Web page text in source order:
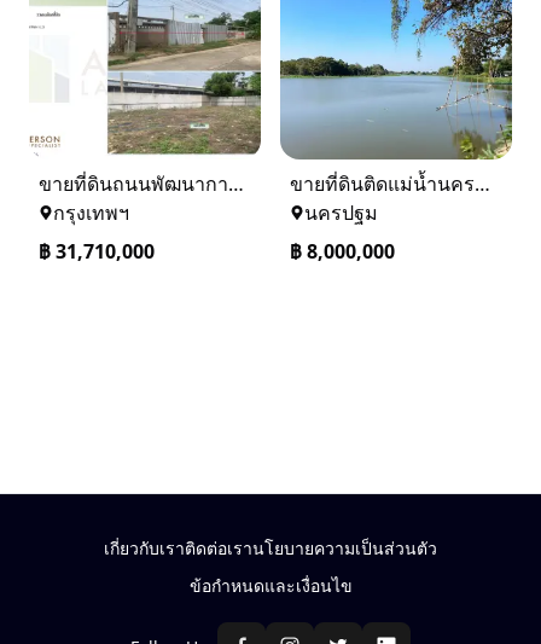
ขายที่ดินถนนพัฒนาการ 56 (ซอยเอื้อพัฒนา 15)
กรุงเทพฯ
฿31,710,000
ขายที่ดินติดแม่น้ำนครชัยศรี จ.นครปฐม ทำเลดี ที่ดินถมแล้ว
นครปฐม
฿8,000,000
เกี่ยวกับเราติดต่อเรานโยบายความเป็นส่วนตัว
ข้อกำหนดและเงื่อนไข